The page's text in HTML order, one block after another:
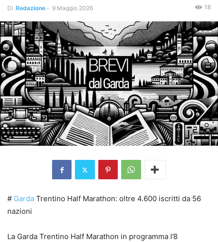
Di Redazione - 9 Maggio 2026 18
# Garda Trentino Half Marathon: oltre 4.600 iscritti da 56
nazioni
La Garda Trentino Half Marathon in programma l’8